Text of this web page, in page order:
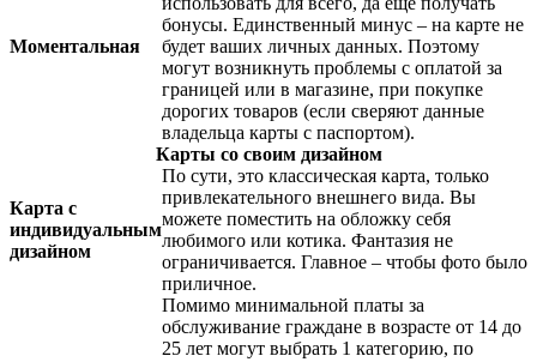
Моментальная
бонусы. Единственный минус – на карте не
будет ваших личных данных. Поэтому
могут возникнуть проблемы с оплатой за
границей или в магазине, при покупке
дорогих товаров (если сверяют данные
владельца карты с паспортом).
Карты со своим дизайном
Карта с
индивидуальным
дизайном
По сути, это классическая карта, только
привлекательного внешнего вида. Вы
можете поместить на обложку себя
любимого или котика. Фантазия не
ограничивается. Главное – чтобы фото было
приличное.
Помимо минимальной платы за
обслуживание граждане в возрасте от 14 до
25 лет могут выбрать 1 категорию, по